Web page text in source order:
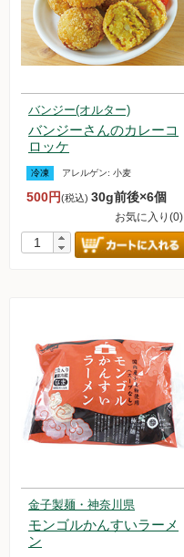
バンジー(オルター)
バンジーさんのカレーコ
ロッケ
冷凍 アレルゲン: 小麦
500円(税込) 30g前後×6個
お気に入り(0)
金子製麺・神奈川県
モンゴルかんすいラーメ
ン